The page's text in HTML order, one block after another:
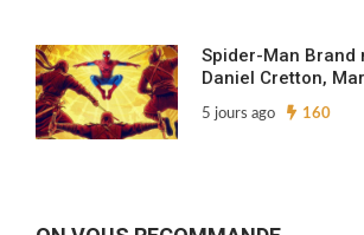
Spider-Man Brand
Daniel Cretton,
5 jours ago 160